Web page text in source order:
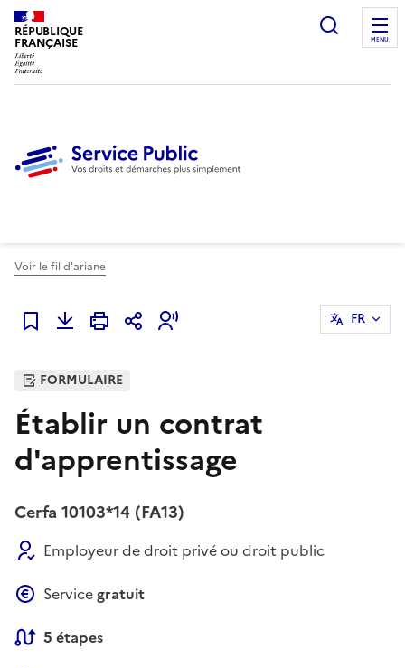
RÉPUBLIQUE
FRANÇAISE
Ouvrir
MENU
Voir le fil d'ariane
Ajouter à mes favoris
FR
FORMULAIRE
Établir un contrat
d'apprentissage
Cerfa 10103*14 (FA13)
Employeur de droit privé ou droit public
Service gratuit
5 étapes